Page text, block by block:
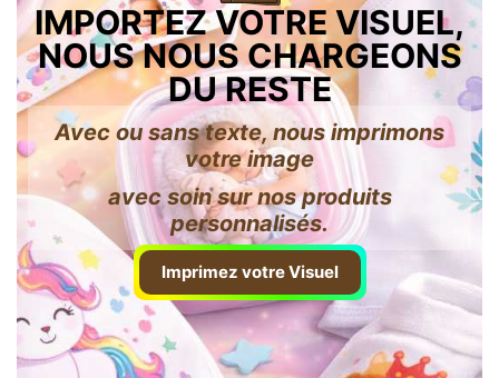
IMPORTEZ VOTRE VISUEL,
NOUS NOUS CHARGEONS
DU RESTE
Avec ou sans texte, nous imprimons
votre image
avec soin sur nos produits
personnalisés.
Imprimez votre Visuel